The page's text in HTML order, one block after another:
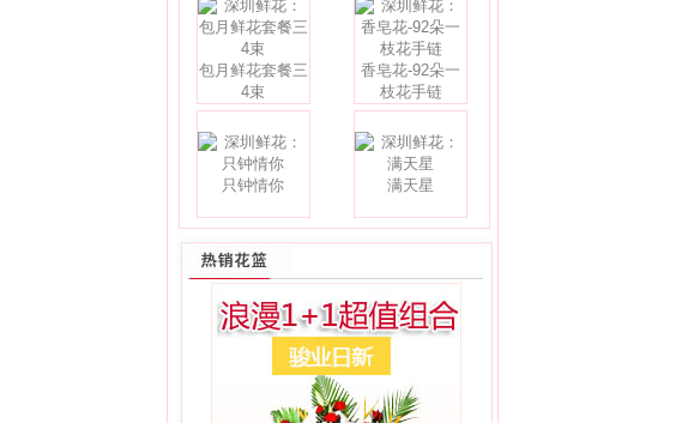
包月鲜花套餐三
4束
香皂花-92朵一
枝花手链
只钟情你 满天星